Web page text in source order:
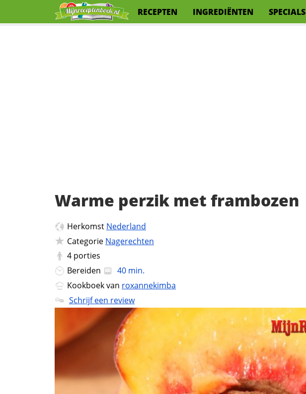
RECEPTEN INGREDIËNTEN SPECIALS
Warme perzik met frambozen
Herkomst Nederland
Categorie Nagerechten
4 porties
Bereiden
40 min.
Kookboek van roxannekimba
Schrijf een review